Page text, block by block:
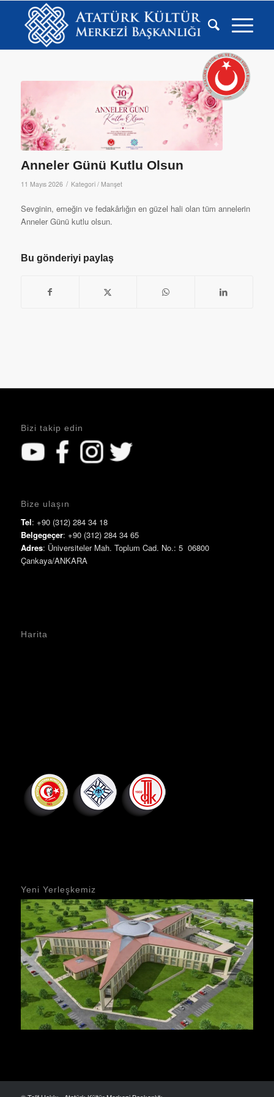
Anneler Günü Kutlu Olsun
11 Mayıs 2026 / Kategori / Manşet
Sevginin, emeğin ve fedakârlığın en güzel hali olan tüm annelerin
Anneler Günü kutlu olsun.
Bu gönderiyi paylaş
Bizi takip edin
Bize ulaşın
Tel: +90 (312) 284 34 18
Belgegeçer: +90 (312) 284 34 65
Adres: Üniversiteler Mah. Toplum Cad. No.: 5 06800
Çankaya/ANKARA
Harita
Yeni Yerleşkemiz